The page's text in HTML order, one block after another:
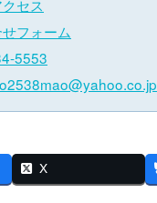
セス
フォーム
5553
X